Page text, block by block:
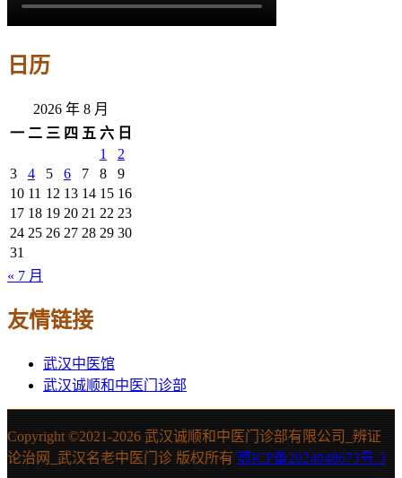
日历
2026 年 8 月
一 二 三 四 五 六 日
1
2
3
4 5 6 7 8
9
10 11 12 13 14 15 16
17 18 19 20 21 22 23
24 25 26 27 28 29 30
31
« 7 月
友情链接
武汉中医馆
武汉诚顺和中医门诊部
Copyright ©2021-2026 武汉诚顺和中医门诊部有限公司_辨证
论治网_武汉名老中医门诊 版权所有 鄂ICP备2024048673号-3